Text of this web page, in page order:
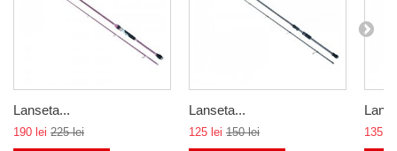
Lanseta...
190 lei 225 lei
Lanseta...
125 lei 150 lei 135 lei